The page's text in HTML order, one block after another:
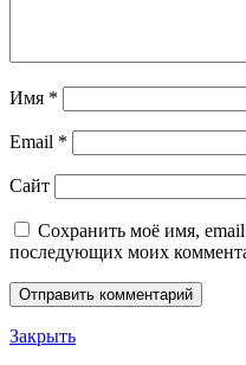
Имя *
Email *
Сайт
Сохранить моё имя, email
последующих моих
Закрыть